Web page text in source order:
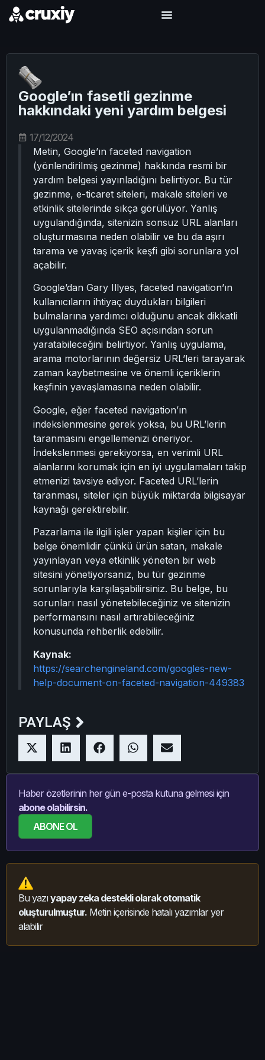
Google’ın fasetli gezinme
hakkındaki yeni yardım belgesi
17/12/2024
Metin, Google’ın faceted navigation
(yönlendirilmiş gezinme) hakkında resmi bir
yardım belgesi yayınladığını belirtiyor. Bu tür
gezinme, e-ticaret siteleri, makale siteleri ve
etkinlik sitelerinde sıkça görülüyor. Yanlış
uygulandığında, sitenizin sonsuz URL alanları
oluşturmasına neden olabilir ve bu da aşırı
tarama ve yavaş içerik keşfi gibi sorunlara yol
açabilir.
Google’dan Gary Illyes, faceted navigation’ın
kullanıcıların ihtiyaç duydukları bilgileri
bulmalarına yardımcı olduğunu ancak dikkatli
uygulanmadığında SEO açısından sorun
yaratabileceğini belirtiyor. Yanlış uygulama,
arama motorlarının değersiz URL’leri tarayarak
zaman kaybetmesine ve önemli içeriklerin
keşfinin yavaşlamasına neden olabilir.
Google, eğer faceted navigation’ın
indekslenmesine gerek yoksa, bu URL’lerin
taranmasını engellemenizi öneriyor.
İndekslenmesi gerekiyorsa, en verimli URL
alanlarını korumak için en iyi uygulamaları takip
etmenizi tavsiye ediyor. Faceted URL’lerin
taranması, siteler için büyük miktarda bilgisayar
kaynağı gerektirebilir.
Pazarlama ile ilgili işler yapan kişiler için bu
belge önemlidir çünkü ürün satan, makale
yayınlayan veya etkinlik yöneten bir web
sitesini yönetiyorsanız, bu tür gezinme
sorunlarıyla karşılaşabilirsiniz. Bu belge, bu
sorunları nasıl yönetebileceğiniz ve sitenizin
performansını nasıl artırabileceğiniz
konusunda rehberlik edebilir.
Kaynak:
https://searchengineland.com/googles-new-
help-document-on-faceted-navigation-449383
PAYLAŞ
Haber özetlerinin her gün e-posta kutuna gelmesi için
abone olabilirsin.
ABONE OL
Bu yazıyapay zeka destekli olarak otomatik
oluşturulmuştur. Metin içerisinde hatalı yazımlar yer
alabilir